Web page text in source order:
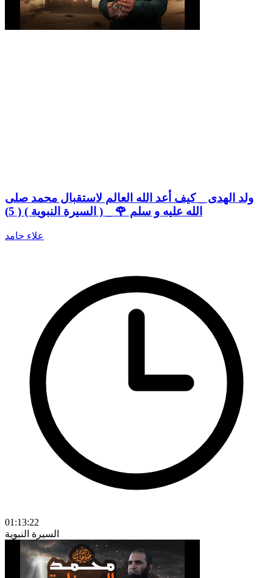
ولد الهدى _ كيف أعد الله العالم لاستقبال محمد صلى
الله عليه و سلم 🌹 _ ( السيرة النبوية ) ( 5)
علاء حامد
01:13:22
السيرة النبوية